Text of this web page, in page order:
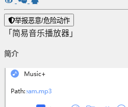
举报恶意/危险动作
「简易音乐播放器」
简介